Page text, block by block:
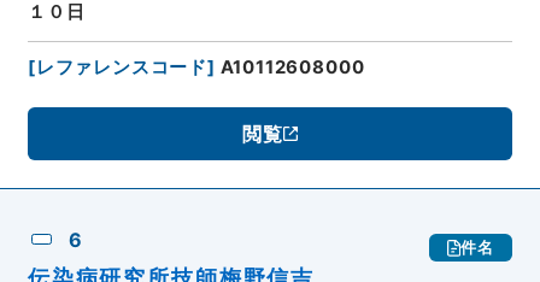
１０日
[レファレンスコード] A10112608000
閲覧
6 件名